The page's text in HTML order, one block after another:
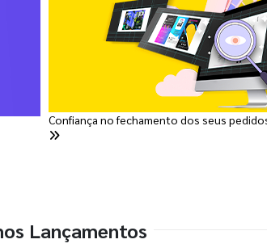
Confiança no fechamento dos seus
Lançamentos